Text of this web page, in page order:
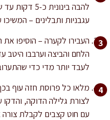
להבה
עגבניות ותבלינים – המשיכו עוד 2-3 דקות להעמקת
העבירו לקערה – הוסיפו את
הלחם והביצה וערבבו
לעבד יותר מדי כדי
מלאו כל פרוסת חזה עוף
לצורת גלילה הדוקה, והדקו
עם חוט קצבים לקבלת צורה